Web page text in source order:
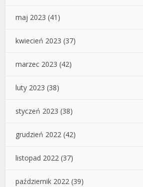
maj 2023 (41)
kwiecień 2023 (37)
marzec 2023 (42)
luty 2023 (38)
styczeń 2023 (38)
grudzień 2022 (42)
listopad 2022 (37)
październik 2022 (39)